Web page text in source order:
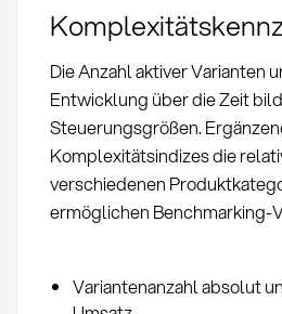
Die Anzahl aktiver Varianten
Entwicklung über die Zeit
Steuerungsgrößen.
Komplexitätsindizes die
verschiedenen
ermöglichen Benchmarking-
Variantenanzahl absolut